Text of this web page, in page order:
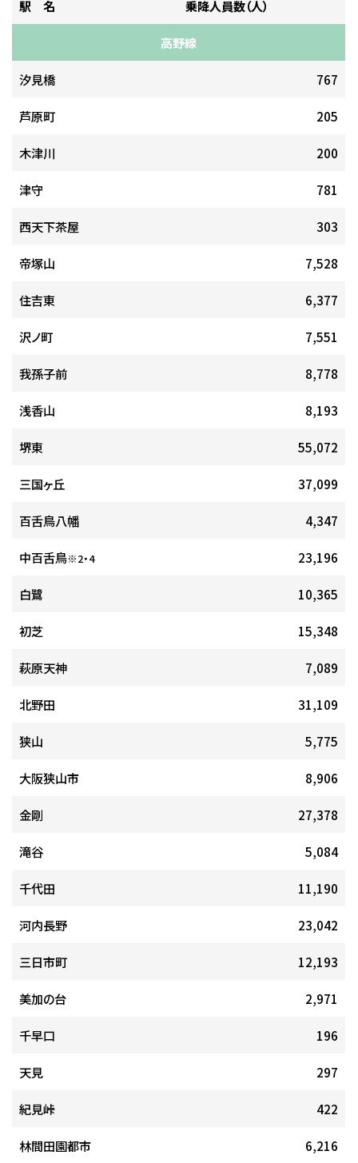
駅 名 乗降人員数（人）
高野線
汐見橋 767
芦原町 205
木津川 200
津守 781
西天下茶屋 303
帝塚山 7,528
住吉東 6,377
沢ノ町 7,551
我孫子前 8,778
浅香山 8,193
堺東 55,072
三国ヶ丘 37,099
百舌鳥八幡 4,347
中百舌鳥※2・4 23,196
白鷺 10,365
初芝 15,348
萩原天神 7,089
北野田 31,109
狭山 5,775
大阪狭山市 8,906
金剛 27,378
滝谷 5,084
千代田 11,190
河内長野 23,042
三日市町 12,193
美加の台 2,971
千早口 196
天見 297
紀見峠 422
林間田園都市 6,216